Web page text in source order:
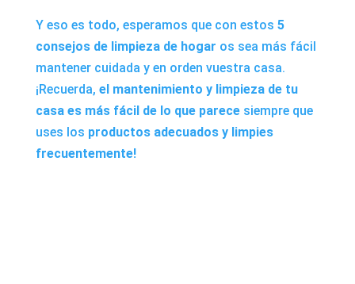
Y eso es todo, esperamos que con estos 5
consejos de limpieza de hogar os sea más fácil
mantener cuidada y en orden vuestra casa.
¡Recuerda, el mantenimiento y limpieza de tu
casa es más fácil de lo que parece siempre que
uses los productos adecuados y limpies
frecuentemente!